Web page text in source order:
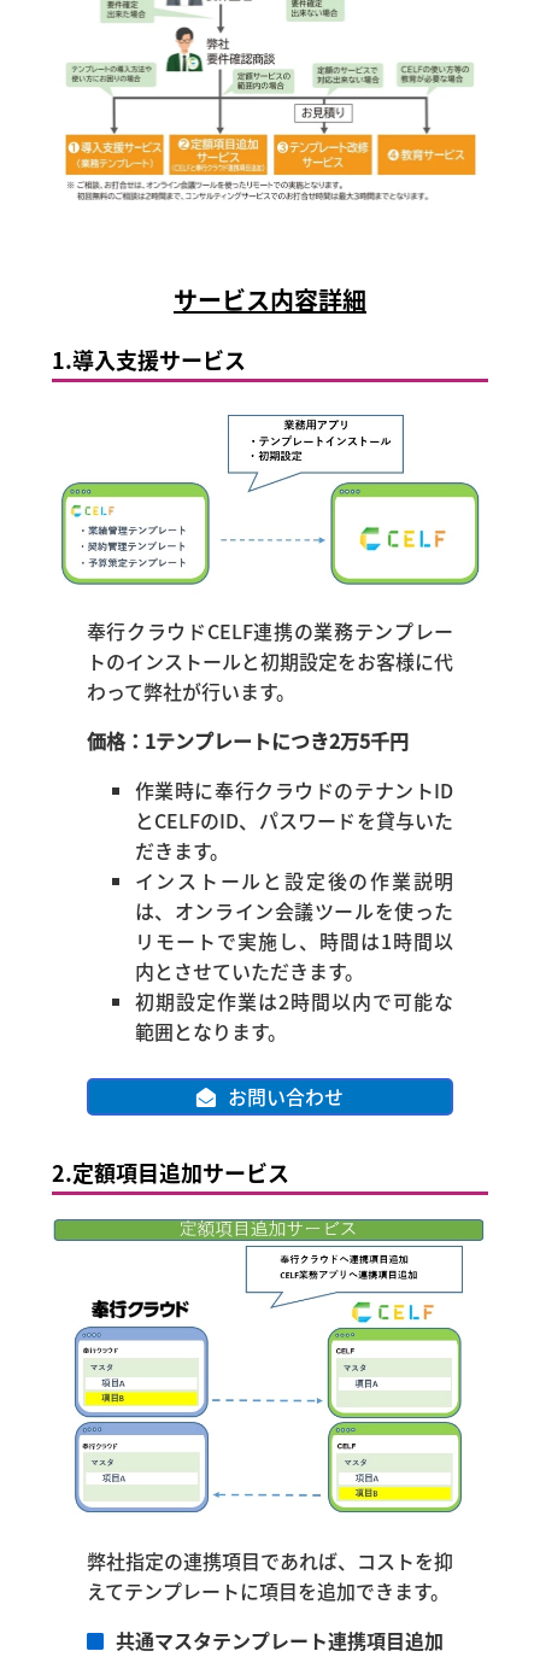
サービス内容詳細
1.導入支援サービス
奉行クラウドCELF連携の業務テンプレー
トのインストールと初期設定をお客様に代
わって弊社が行います。
価格：1テンプレートにつき2万5千円
作業時に奉行クラウドのテナントID
とCELFのID、パスワードを貸与いた
だきます。
インストールと設定後の作業説明
は、オンライン会議ツールを使った
リモートで実施し、時間は1時間以
内とさせていただきます。
初期設定作業は2時間以内で可能な
範囲となります。
お問い合わせ
2.定額項目追加サービス
弊社指定の連携項目であれば、コストを抑
えてテンプレートに項目を追加できます。
共通マスタテンプレート連携項目追加